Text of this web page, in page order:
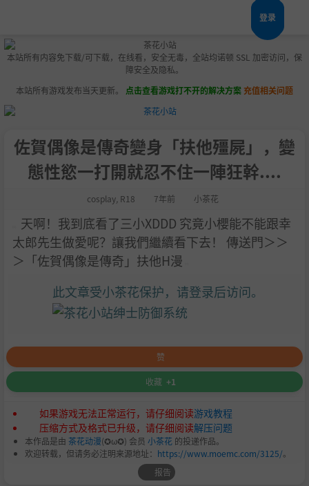
登录
本站所有内容免下载/可下载，在线看，安全无毒，全站均诺顿 SSL 加密访问，保
障安全及隐私。
本站所有游戏发布当天更新。 点击查看游戏打不开的解决方案充值相关问题
佐賀偶像是傳奇變身「扶他殭屍」，變
態性慾一打開就忍不住一陣狂幹....
cosplay, R18 7年前 小茶花
天啊！我到底看了三小XDDD 究竟小櫻能不能跟幸
太郎先生做愛呢？讓我們繼續看下去！ 傳送門＞＞
＞「佐賀偶像是傳奇」扶他H漫
此文章受小茶花保护，请登录后访问。
赞
收藏 +1
如果游戏无法正常运行，请仔细阅读游戏教程
压缩方式及格式已升级，请仔细阅读解压问题
本作品是由 茶花动漫(✪ω✪) 会员 小茶花 的投递作品。
欢迎转载，但请务必注明来源地址： https://www.moemc.com/3125/。
报告